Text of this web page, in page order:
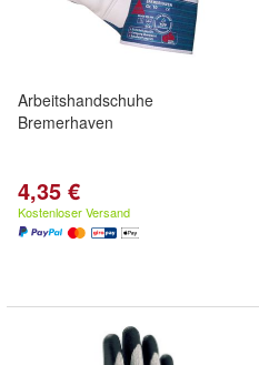
Arbeitshandschuhe
Bremerhaven
4,35 €
Kostenloser Versand